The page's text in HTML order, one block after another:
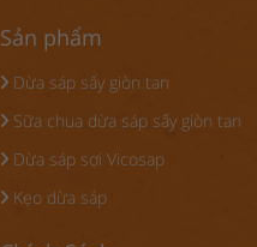
Sản phẩm
Dừa sáp sấy giòn tan
Sữa chua dừa sáp sấy giòn tan
Dừa sáp sợi Vicosap
Kẹo dừa sáp